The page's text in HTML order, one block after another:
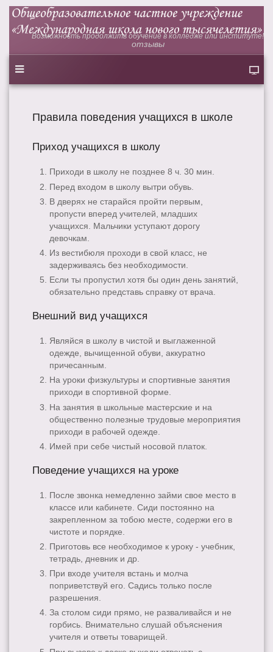
Возможность продолжить обучение в колледже или институте!
отзывы
Правила поведения учащихся в школе
Приход учащихся в школу
Приходи в школу не позднее 8 ч. 30 мин.
Перед входом в школу вытри обувь.
В дверях не старайся пройти первым,
пропусти вперед учителей, младших
учащихся. Мальчики уступают дорогу
девочкам.
Из вестибюля проходи в свой класс, не
задерживаясь без необходимости.
Если ты пропустил хотя бы один день занятий,
обязательно представь справку от врача.
Внешний вид учащихся
Являйся в школу в чистой и выглаженной
одежде, вычищенной обуви, аккуратно
причесанным.
На уроки физкультуры и спортивные занятия
приходи в спортивной форме.
На занятия в школьные мастерские и на
общественно полезные трудовые мероприятия
приходи в рабочей одежде.
Имей при себе чистый носовой платок.
Поведение учащихся на уроке
После звонка немедленно займи свое место в
классе или кабинете. Сиди постоянно на
закрепленном за тобою месте, содержи его в
чистоте и порядке.
Приготовь все необходимое к уроку - учебник,
тетрадь, дневник и др.
При входе учителя встань и молча
поприветствуй его. Садись только после
разрешения.
За столом сиди прямо, не разваливайся и не
горбись. Внимательно слушай объяснения
учителя и ответы товарищей.